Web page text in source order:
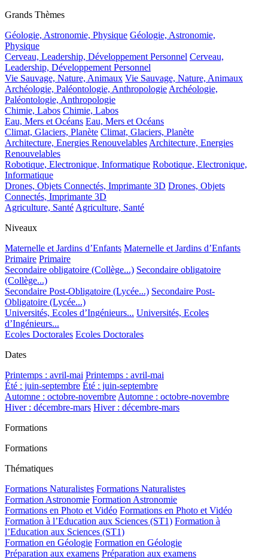
Grands Thèmes
Géologie, Astronomie, Physique Géologie, Astronomie,
Physique
Cerveau, Leadership, Développement Personnel Cerveau,
Leadership, Développement Personnel
Vie Sauvage, Nature, Animaux Vie Sauvage, Nature, Animaux
Archéologie, Paléontologie, Anthropologie Archéologie,
Paléontologie, Anthropologie
Chimie, Labos Chimie, Labos
Eau, Mers et Océans Eau, Mers et Océans
Climat, Glaciers, Planète Climat, Glaciers, Planète
Architecture, Energies Renouvelables Architecture, Energies
Renouvelables
Robotique, Electronique, Informatique Robotique, Electronique,
Informatique
Drones, Objets Connectés, Imprimante 3D Drones, Objets
Connectés, Imprimante 3D
Agriculture, Santé Agriculture, Santé
Niveaux
Maternelle et Jardins d’Enfants Maternelle et Jardins d’Enfants
Primaire Primaire
Secondaire obligatoire (Collège...) Secondaire obligatoire
(Collège...)
Secondaire Post-Obligatoire (Lycée...) Secondaire Post-
Obligatoire (Lycée...)
Universités, Ecoles d’Ingénieurs... Universités, Ecoles
d’Ingénieurs...
Ecoles Doctorales Ecoles Doctorales
Dates
Printemps : avril-mai Printemps : avril-mai
Été : juin-septembre Été : juin-septembre
Automne : octobre-novembre Automne : octobre-novembre
Hiver : décembre-mars Hiver : décembre-mars
Formations
Formations
Thématiques
Formations Naturalistes Formations Naturalistes
Formation Astronomie Formation Astronomie
Formations en Photo et Vidéo Formations en Photo et Vidéo
Formation à l’Education aux Sciences (ST1) Formation à
l’Education aux Sciences (ST1)
Formation en Géologie Formation en Géologie
Préparation aux examens Préparation aux examens